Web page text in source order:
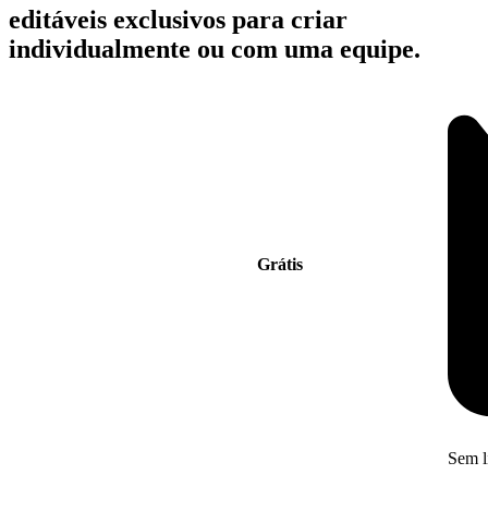
editáveis exclusivos para criar
individualmente ou com uma equipe.
Grátis
Sem